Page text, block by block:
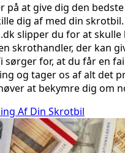
på at give dig den
dig af med din
slipper du for at skulle
skrothandler, der kan
sørger for, at du får en
og tager os af alt det
at bekymre dig om
Af Din Skrotbil